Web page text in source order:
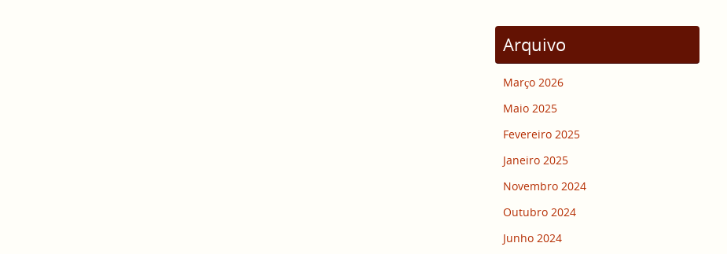
Arquivo
Março 2026
Maio 2025
Fevereiro 2025
Janeiro 2025
Novembro 2024
Outubro 2024
Junho 2024